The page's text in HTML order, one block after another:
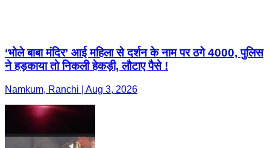
‘भोले बाबा मंदिर’ आई महिला से दर्शन के नाम पर ठगे 4000, पुलिस
ने हड़काया तो निकली हेकड़ी, लौटाए पैसे !
Namkum, Ranchi | Aug 3, 2026